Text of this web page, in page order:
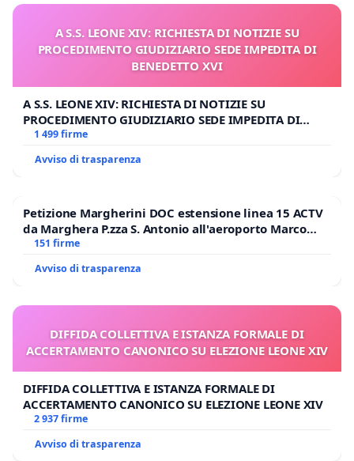
A S.S. LEONE XIV: RICHIESTA DI NOTIZIE SU
PROCEDIMENTO GIUDIZIARIO SEDE IMPEDITA DI
BENEDETTO XVI
A S.S. LEONE XIV: RICHIESTA DI NOTIZIE SU
PROCEDIMENTO GIUDIZIARIO SEDE IMPEDITA DI
BENEDETTO XVI
1 499 firme
Avviso di trasparenza
Petizione Margherini DOC estensione linea 15 ACTV
da Marghera P.zza S. Antonio all'aeroporto Marco
Polo tariffa a € 1,50
151 firme
Avviso di trasparenza
DIFFIDA COLLETTIVA E ISTANZA FORMALE DI
ACCERTAMENTO CANONICO SU ELEZIONE LEONE XIV
DIFFIDA COLLETTIVA E ISTANZA FORMALE DI
ACCERTAMENTO CANONICO SU ELEZIONE LEONE XIV
2 937 firme
Avviso di trasparenza